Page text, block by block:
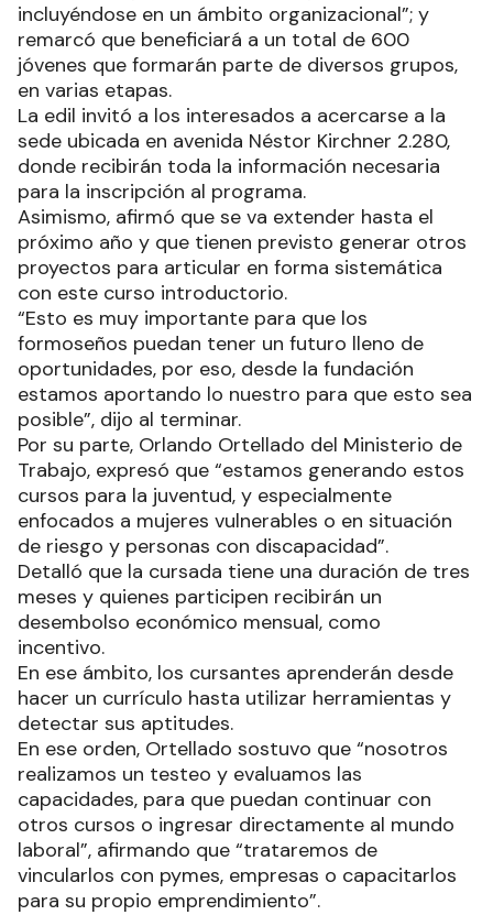
incluyéndose en un ámbito organizacional”; y
remarcó que beneficiará a un total de 600
jóvenes que formarán parte de diversos grupos,
en varias etapas.
La edil invitó a los interesados a acercarse a la
sede ubicada en avenida Néstor Kirchner 2.280,
donde recibirán toda la información necesaria
para la inscripción al programa.
Asimismo, afirmó que se va extender hasta el
próximo año y que tienen previsto generar otros
proyectos para articular en forma sistemática
con este curso introductorio.
“Esto es muy importante para que los
formoseños puedan tener un futuro lleno de
oportunidades, por eso, desde la fundación
estamos aportando lo nuestro para que esto sea
posible”, dijo al terminar.
Por su parte, Orlando Ortellado del Ministerio de
Trabajo, expresó que “estamos generando estos
cursos para la juventud, y especialmente
enfocados a mujeres vulnerables o en situación
de riesgo y personas con discapacidad”.
Detalló que la cursada tiene una duración de tres
meses y quienes participen recibirán un
desembolso económico mensual, como
incentivo.
En ese ámbito, los cursantes aprenderán desde
hacer un currículo hasta utilizar herramientas y
detectar sus aptitudes.
En ese orden, Ortellado sostuvo que “nosotros
realizamos un testeo y evaluamos las
capacidades, para que puedan continuar con
otros cursos o ingresar directamente al mundo
laboral”, afirmando que “trataremos de
vincularlos con pymes, empresas o capacitarlos
para su propio emprendimiento”.